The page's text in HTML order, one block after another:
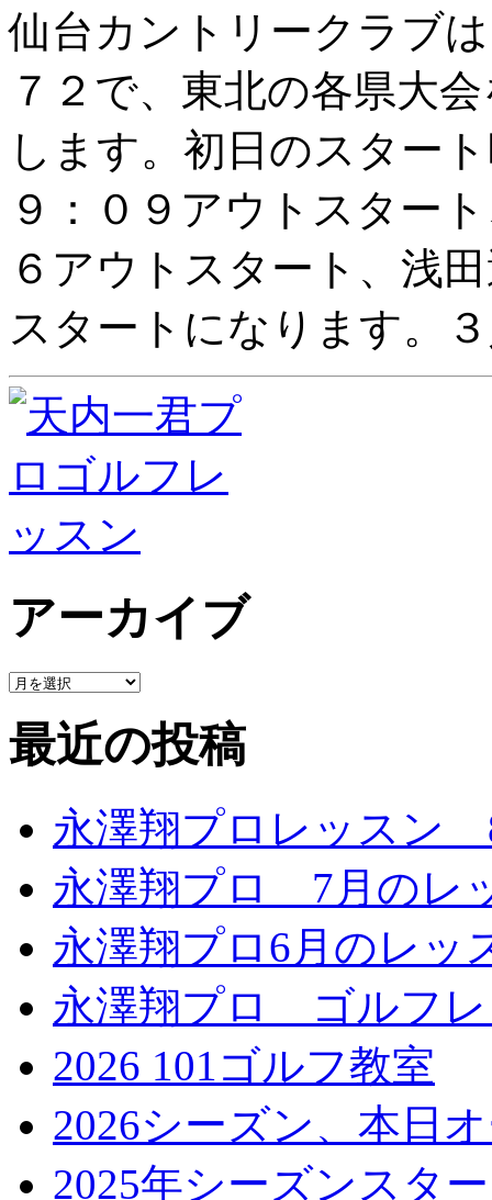
仙台カントリークラブ
７２で、東北の各県大
します。初日のスター
９：０９アウトスター
６アウトスタート、浅
スタートになります。
アーカイブ
最近の投稿
永澤翔プロレッスン
永澤翔プロ 7月のレ
永澤翔プロ6月のレッ
永澤翔プロ ゴルフ
2026 101ゴルフ教室
2026シーズン、本日
2025年シーズンスタ